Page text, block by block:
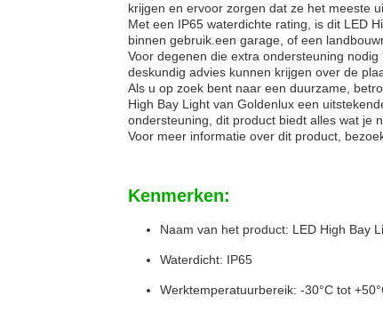
krijgen en ervoor zorgen dat ze het meeste
Met een IP65 waterdichte rating, is dit LED
binnen gebruik.een garage, of een
Voor degenen die extra ondersteuning
deskundig advies kunnen krijgen over de
Als u op zoek bent naar een duurzame,
High Bay Light van Goldenlux een
ondersteuning, dit product biedt alles wat je
Voor meer informatie over dit product,
Kenmerken:
Naam van het product: LED High Bay
Waterdicht: IP65
Werktemperatuurbereik: -30°C tot